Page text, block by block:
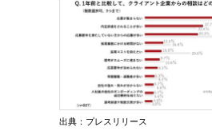
出典：プレスリリース